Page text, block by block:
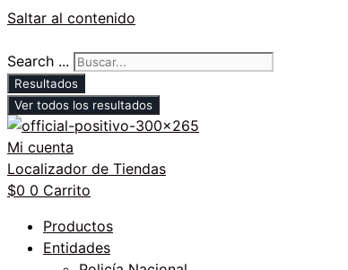
Saltar al contenido
Search ...
Resultados
Ver todos los resultados
Mi cuenta
Localizador de Tiendas
$0 0 Carrito
Productos
Entidades